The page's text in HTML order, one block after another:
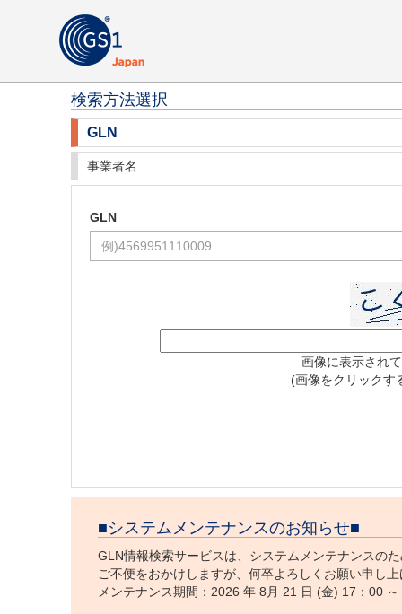
検索方法選択
GLN
事業者名
GLN
画像に表示され
(画像をクリックす
■システムメンテナンスのお知らせ■
GLN情報検索サービスは、システムメンテナンスの
ご不便をおかけしますが、何卒よろしくお願い申し
メンテナンス期間：2026 年 8月 21 日 (金) 17：00